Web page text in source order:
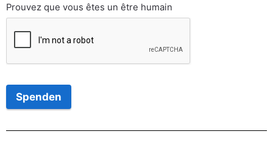
Prouvez que vous êtes un être humain
Spenden